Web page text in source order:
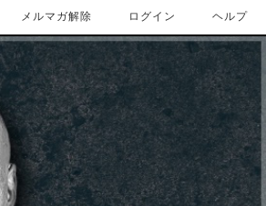
メルマガ解除 ログイン ヘルプ